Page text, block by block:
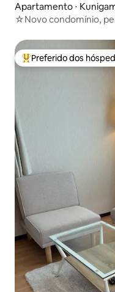
Apartamento
☆Novo condomínio,
Entre os melhores
Preferido dos